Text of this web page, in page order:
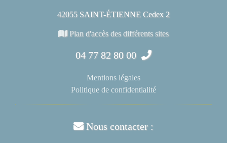
42055 SAINT-ÉTIENNE Cedex 2
Plan d'accès des différents sites
04 77 82 80 00
Mentions légales
Politique de confidentialité
Nous contacter :